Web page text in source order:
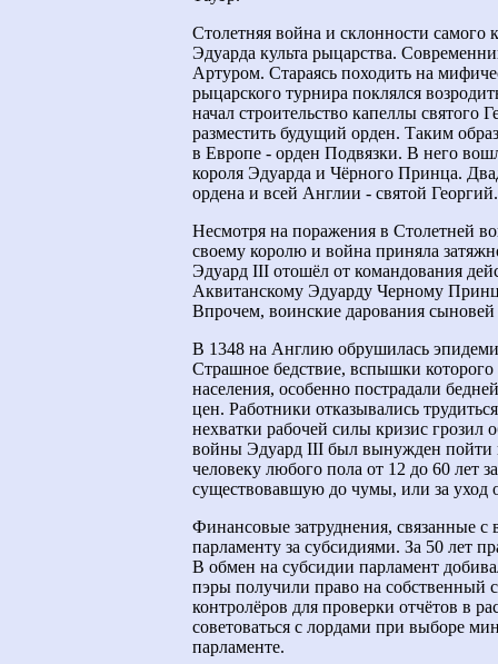
Столетняя война и склонности самого
Эдуарда культа рыцарства.
Артуром. Стараясь походить на
рыцарского турнира поклялся
начал строительство капеллы святого
разместить будущий орден. Таким
в Европе - орден Подвязки. В него
короля Эдуарда и Чёрного Принца.
ордена и всей Англии - святой Георгий.
Несмотря на поражения в Столетней
своему королю и война приняла
Эдуард III отошёл от командования
Аквитанскому Эдуарду Черному
Впрочем, воинские дарования
В 1348 на Англию обрушилась
Страшное бедствие, вспышки которого
населения, особенно пострадали
цен. Работники отказывались
нехватки рабочей силы кризис грозил
войны Эдуард III был вынужден пойти
человеку любого пола от 12 до 60 лет
существовавшую до чумы, или за уход
Финансовые затруднения, связанные с
парламенту за субсидиями. За 50 лет
В обмен на субсидии парламент
пэры получили право на собственный
контролёров для проверки отчётов в
советоваться с лордами при выборе
парламенте.